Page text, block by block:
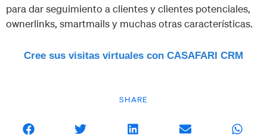
SHARE
para dar seguimiento a clientes y clientes potenciales,
ownerlinks, smartmails y muchas otras características.
Cree sus visitas virtuales con CASAFARI CRM